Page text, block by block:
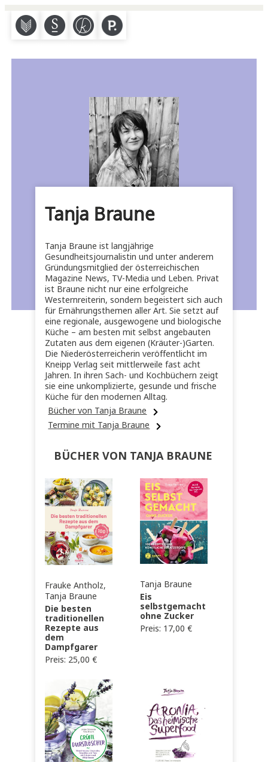
M S K P
Tanja Braune
Tanja Braune ist langjährige
Gesundheitsjournalistin und unter anderem
Gründungsmitglied der österreichischen
Magazine News, TV-Media und Leben. Privat
ist Braune nicht nur eine erfolgreiche
Westernreiterin, sondern begeistert sich auch
für Ernährungsthemen aller Art. Sie setzt auf
eine regionale, ausgewogene und biologische
Küche – am besten mit selbst angebauten
Zutaten aus dem eigenen (Kräuter-)Garten.
Die Niederösterreicherin veröffentlicht im
Kneipp Verlag seit mittlerweile fast acht
Jahren. In ihren Sach- und Kochbüchern zeigt
sie eine unkomplizierte, gesunde und frische
Küche für den modernen Alltag.
Bücher von Tanja Braune
Termine mit Tanja Braune
BÜCHER VON TANJA BRAUNE
Frauke Antholz,
Tanja Braune
Die besten
traditionellen
Rezepte aus
dem
Dampfgarer
Preis: 25,00€
Tanja Braune
Eis
selbstgemacht
ohne Zucker
Preis: 17,00 €